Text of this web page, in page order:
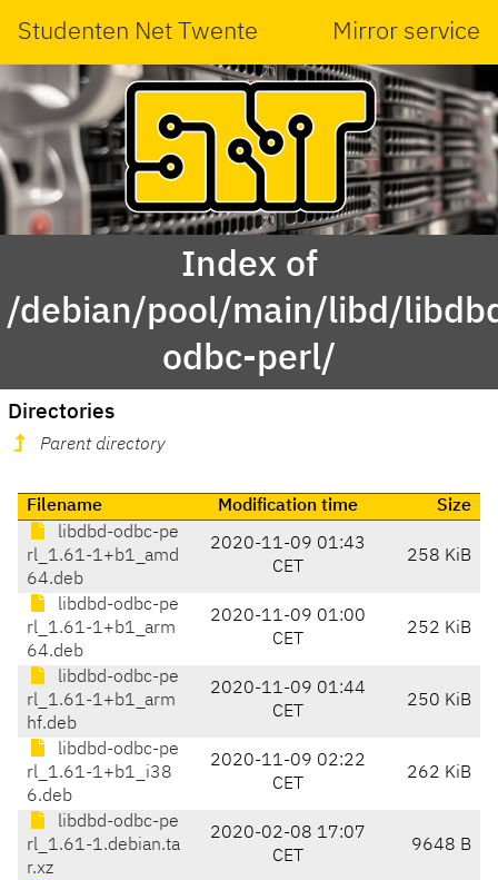
Studenten Net Twente Mirror service
Index of
/debian/pool/main/libd/
odbc-perl/
Directories
Parent directory
Filename Modification time
Size
libdbd-odbc-pe
rl_1.61-1+b1_amd
64.deb
2020-11-09 01:43
CET
258 KiB
libdbd-odbc-pe
rl_1.61-1+b1_arm
64.deb
2020-11-09 01:00
CET
252 KiB
libdbd-odbc-pe
rl_1.61-1+b1_arm
hf.deb
2020-11-09 01:44
CET
250 KiB
libdbd-odbc-pe
rl_1.61-1+b1_i38
6.deb
2020-11-09 02:22
CET
262 KiB
libdbd-odbc-pe
rl_1.61-1.debian.ta
r.xz
2020-02-08 17:07
CET
9648 B